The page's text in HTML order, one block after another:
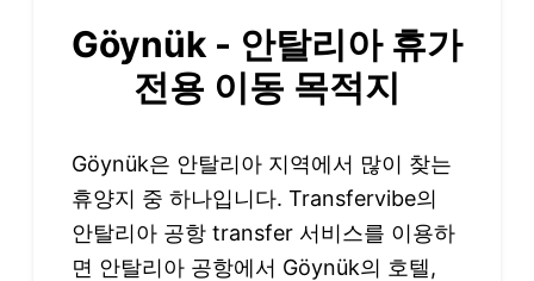
Göynük - 안탈리아 휴가
전용 이동 목적지
Göynük은 안탈리아 지역에서 많이 찾는
휴양지 중 하나입니다. Transfervibe의
안탈리아 공항 transfer 서비스를 이용하
면 안탈리아 공항에서 Göynük의 호텔,